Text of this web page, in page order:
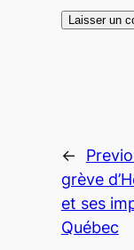
←
grève
et ses
Québec